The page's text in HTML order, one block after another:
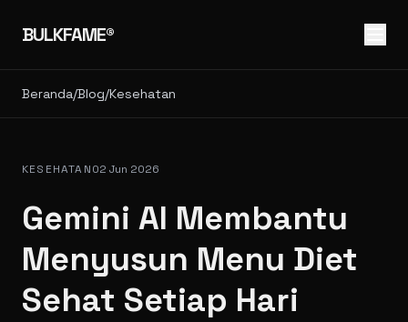
BULKFAME®
Beranda/Blog/Kesehatan
KESEHATAN02 Jun 2026
Gemini AI Membantu
Menyusun Menu Diet
Sehat Setiap Hari